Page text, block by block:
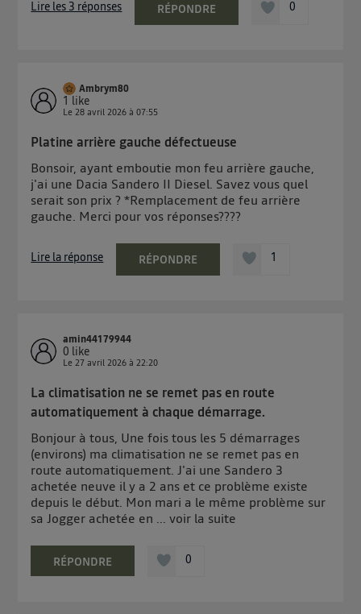
Lire les 3 réponses RÉPONDRE 0
Ambrym80
1like
Le28 avril 2026 à07:55
Platine arrière gauche défectueuse
Bonsoir, ayant emboutie mon feu arrière gauche,
j'ai une Dacia Sandero II Diesel. Savez vous quel
serait son prix ? *Remplacement de feu arrière
gauche. Merci pour vos réponses????
Lire la réponse RÉPONDRE 1
amin44179944
0 like
Le27 avril 2026 à22:20
La climatisation ne se remet pas en route
automatiquement à chaque démarrage.
Bonjour à tous, Une fois tous les 5 démarrages
(environs) ma climatisation ne se remet pas en
route automatiquement. J'ai une Sandero 3
achetée neuve il y a 2 ans et ce problème existe
depuis le début. Mon mari a le même problème sur
sa Jogger achetée en ...voir la suite
RÉPONDRE 0